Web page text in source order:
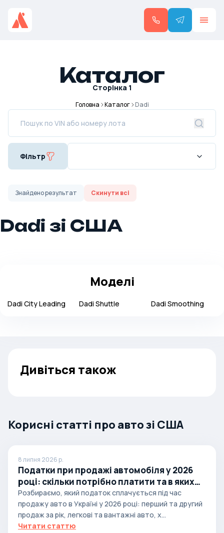
Каталог
Сторінка 1
Головна Каталог Dadi
Фільтр
Знайденорезультат Скинути всі
Dadi зі США
Моделі
Dadi City Leading Dadi Shuttle Dadi Smoothing
Дивіться також
Корисні статті про авто зі США
8 липня 2026 р.
Податки при продажі автомобіля у 2026
році: скільки потрібно платити та в яких
випадках
Розбираємо, який податок сплачується під час
продажу авто в Україні у 2026 році: перший та другий
продаж за рік, легкові та вантажні авто, х...
Читати статтю